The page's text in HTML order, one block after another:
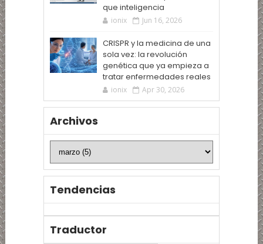
que inteligencia
ionix Jun 16, 2026
CRISPR y la medicina de una
sola vez: la revolución
genética que ya empieza a
tratar enfermedades reales
ionix Apr 30, 2026
Archivos
Tendencias
Traductor